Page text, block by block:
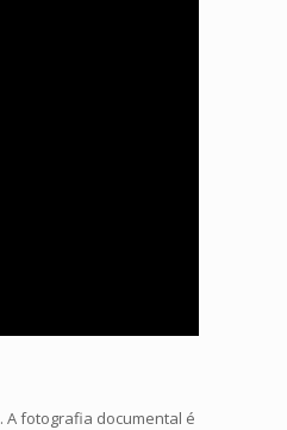
A fotografia documental é